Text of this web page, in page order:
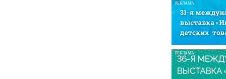
РЕКЛАМА
РЕКЛАМА